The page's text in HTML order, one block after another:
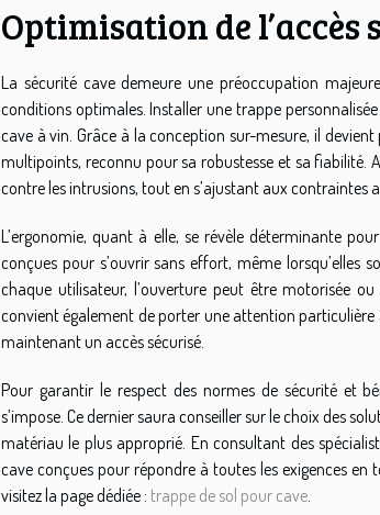
Optimisation de l’accès
La sécurité cave demeure une préoccupation
conditions optimales. Installer une trappe
cave à vin. Grâce à la conception sur-mesure, il
multipoints, reconnu pour sa robustesse et sa fiabilité.
contre les intrusions, tout en s’ajustant aux contraintes
L’ergonomie, quant à elle, se révèle déterminante
conçues pour s’ouvrir sans effort, même lorsqu’elles
chaque utilisateur, l’ouverture peut être motorisée
convient également de porter une attention
maintenant un accès sécurisé.
Pour garantir le respect des normes de sécurité et
s’impose. Ce dernier saura conseiller sur le choix des
matériau le plus approprié. En consultant des
cave conçues pour répondre à toutes les exigences en
visitez la page dédiée : trappe de sol pour cave